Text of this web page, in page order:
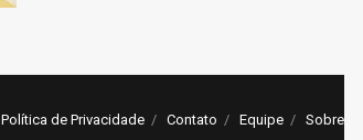
Política de Privacidade Contato Equipe Sobre